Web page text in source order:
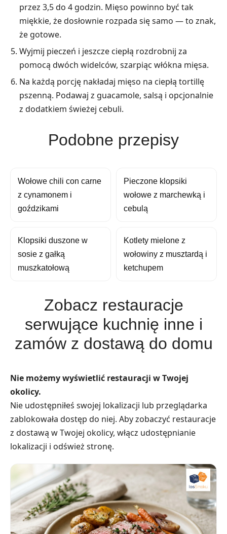
przez 3,5 do 4 godzin. Mięso powinno być tak
miękkie, że dosłownie rozpada się samo — to znak,
że gotowe.
Wyjmij pieczeń i jeszcze ciepłą rozdrobnij za
pomocą dwóch widelców, szarpiąc włókna mięsa.
Na każdą porcję nakładaj mięso na ciepłą tortillę
pszenną. Podawaj z guacamole, salsą i opcjonalnie
z dodatkiem świeżej cebuli.
Podobne przepisy
Wołowe chili con carne
z cynamonem i
goździkami
Pieczone klopsiki
wołowe z marchewką i
cebulą
Klopsiki duszone w
sosie z gałką
muszkatołową
Kotlety mielone z
wołowiny z musztardą i
ketchupem
Zobacz restauracje
serwujące kuchnię inne i
zamów z dostawą do domu
Nie możemy wyświetlić restauracji w Twojej
okolicy.
Nie udostępniłeś swojej lokalizacji lub przeglądarka
zablokowała dostęp do niej. Aby zobaczyć restauracje
z dostawą w Twojej okolicy, włącz udostępnianie
lokalizacji i odśwież stronę.